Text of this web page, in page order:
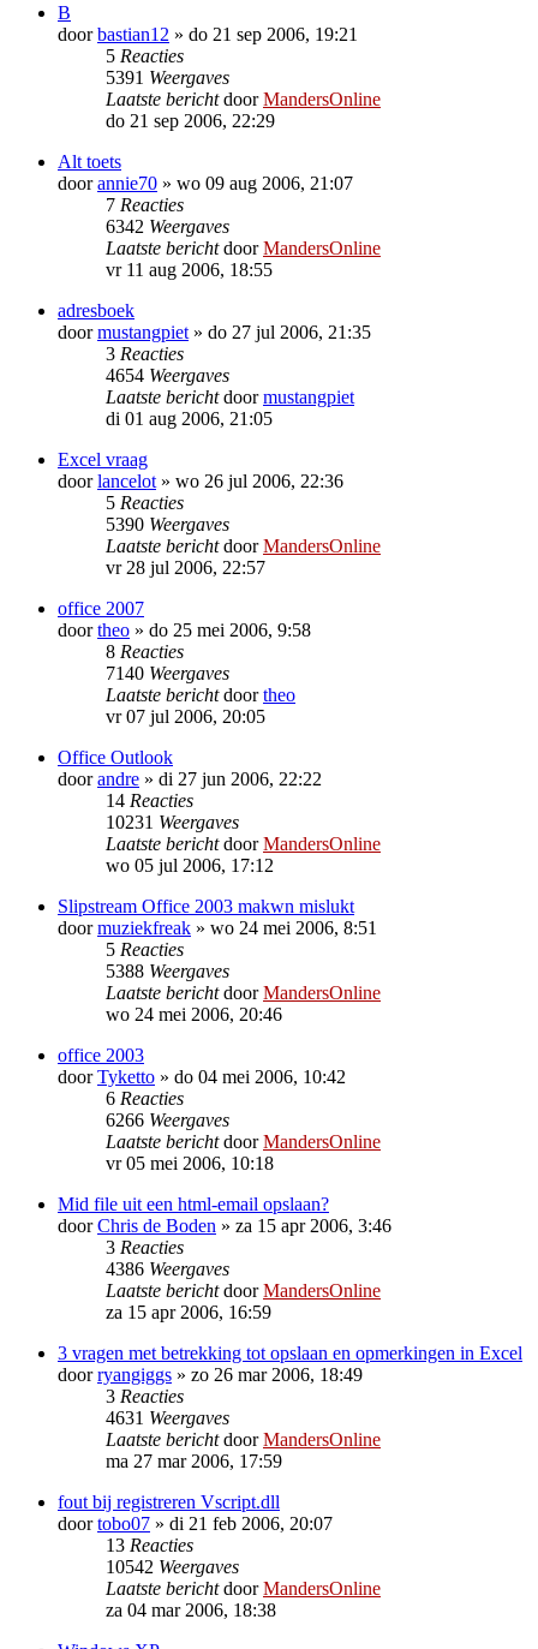
B
doorbastian12 » do 21 sep 2006, 19:21
5 Reacties
5391 Weergaves
Laatste berichtdoorMandersOnline
do 21 sep 2006, 22:29
Alt toets
doorannie70 » wo 09 aug 2006, 21:07
7 Reacties
6342 Weergaves
Laatste berichtdoorMandersOnline
vr 11 aug 2006, 18:55
adresboek
doormustangpiet » do 27 jul 2006, 21:35
3 Reacties
4654 Weergaves
Laatste berichtdoormustangpiet
di 01 aug 2006, 21:05
Excel vraag
doorlancelot » wo 26 jul 2006, 22:36
5 Reacties
5390 Weergaves
Laatste berichtdoorMandersOnline
vr 28 jul 2006, 22:57
office 2007
doortheo » do 25 mei 2006, 9:58
8 Reacties
7140 Weergaves
Laatste berichtdoortheo
vr 07 jul 2006, 20:05
Office Outlook
doorandre » di 27 jun 2006, 22:22
14 Reacties
10231 Weergaves
Laatste berichtdoorMandersOnline
wo 05 jul 2006, 17:12
Slipstream Office 2003 makwn mislukt
doormuziekfreak » wo 24 mei 2006, 8:51
5 Reacties
5388 Weergaves
Laatste berichtdoorMandersOnline
wo 24 mei 2006, 20:46
office 2003
doorTyketto » do 04 mei 2006, 10:42
6 Reacties
6266 Weergaves
Laatste berichtdoorMandersOnline
vr 05 mei 2006, 10:18
Mid file uit een html-email opslaan?
doorChris de Boden » za 15 apr 2006, 3:46
3 Reacties
4386 Weergaves
Laatste berichtdoorMandersOnline
za 15 apr 2006, 16:59
3 vragen met betrekking tot opslaan en opmerkingen in Excel
doorryangiggs » zo 26 mar 2006, 18:49
3 Reacties
4631 Weergaves
Laatste berichtdoorMandersOnline
ma 27 mar 2006, 17:59
fout bij registreren Vscript.dll
doortobo07 » di 21 feb 2006, 20:07
13 Reacties
10542 Weergaves
Laatste berichtdoorMandersOnline
za 04 mar 2006, 18:38